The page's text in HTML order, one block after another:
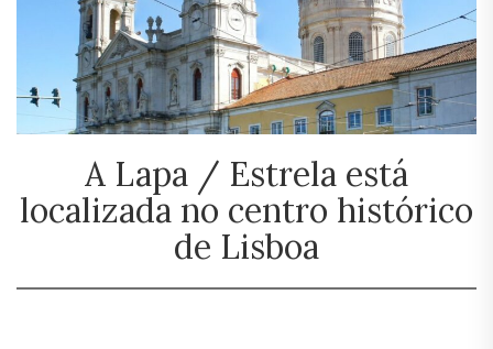
A Lapa / Estrela está
localizada no centro histórico
de Lisboa